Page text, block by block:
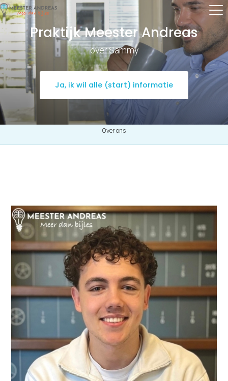
Praktijk Meester Andreas
over Sammy
Ja, ik wil alle (start) informatie
Over ons